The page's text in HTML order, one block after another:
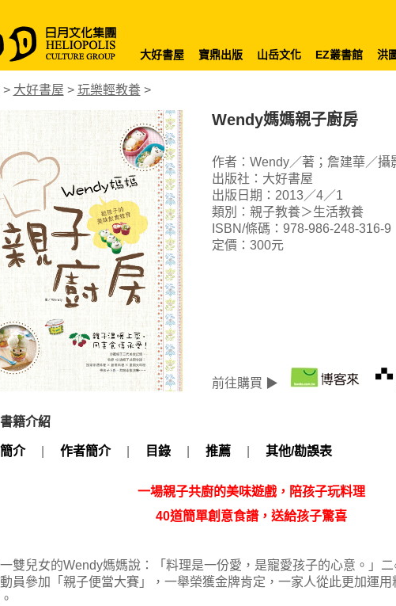
大好書屋 寶鼎出版 山岳文化 EZ叢書館 洪
> 大好書屋 > 玩樂輕教養>
Wendy媽媽親子廚房
作者：Wendy／著；詹建華／攝
出版社：大好書屋
出版日期：2013／4／1
類別：親子教養＞生活教養
ISBN/條碼：978-986-248-316-9
定價：300元
前往購買 ▶
籍介紹
介 作者簡介 目錄 推薦 其他/勘誤表
一場親子共廚的美味遊戲，陪孩子玩料理
40道簡單創意食譜，送給孩子驚喜
雙兒女的Wendy媽媽說：「料理是一份愛，是寵愛孩子的心意。」
員參加「親子便當大賽」，一舉榮獲金牌肯定，一家人從此更加運